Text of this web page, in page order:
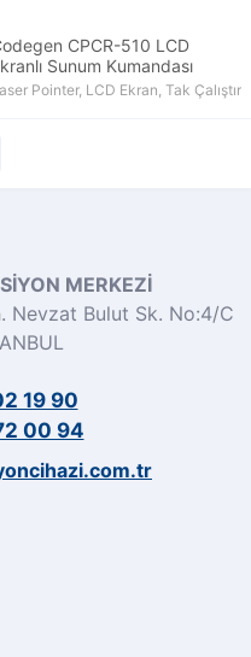
CPCR-510 LCD
Sunum Kumandası
Pointer, LCD Ekran, Tak Çalıştır
MERKEZİ
Nevzat Bulut Sk. No:4/C
19 90
00 94